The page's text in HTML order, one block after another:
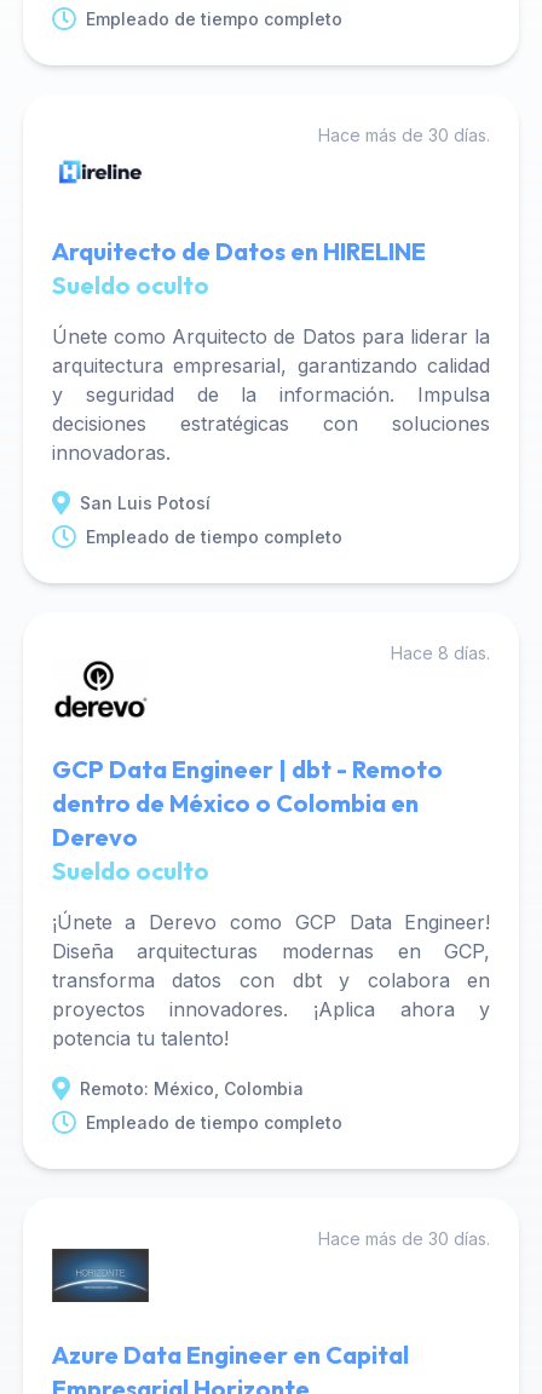
Empleado de tiempo completo
Hace más de 30 días.
Arquitecto de Datos en HIRELINE
Sueldo oculto
Únete como Arquitecto de Datos para liderar la
arquitectura empresarial, garantizando calidad
y seguridad de la información. Impulsa
decisiones estratégicas con soluciones
innovadoras.
San Luis Potosí
Empleado de tiempo completo
Hace 8 días.
GCP Data Engineer | dbt - Remoto
dentro de México o Colombia en
Derevo
Sueldo oculto
¡Únete a Derevo como GCP Data Engineer!
Diseña arquitecturas modernas en GCP,
transforma datos con dbt y colabora en
proyectos innovadores. ¡Aplica ahora y
potencia tu talento!
Remoto: México, Colombia
Empleado de tiempo completo
Hace más de 30 días.
Azure Data Engineer en Capital